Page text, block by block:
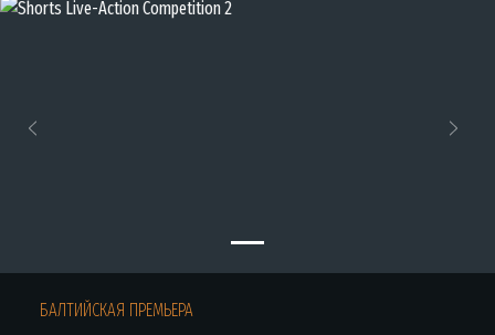
БАЛТИЙСКАЯ ПРЕМЬЕРА